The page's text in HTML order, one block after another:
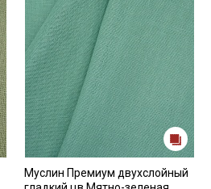
Муслин Премиум двухслойный